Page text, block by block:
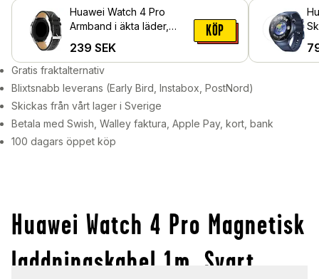
Huawei Watch 4 Pro
Armband i äkta läder,
239 SEK
KÖP
Gratis fraktalternativ
Blixtsnabb leverans (Early Bird, Instabox, PostNord)
Skickas från vårt lager i Sverige
Betala med Swish, Walley faktura, Apple Pay, kort, bank
100 dagars öppet köp
Huawei Watch 4 Pro Magnetisk
laddningskabel 1m, Svart